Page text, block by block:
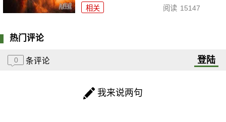
相关 阅读 15147
热门评论
0 条评论 登陆
我来说两句